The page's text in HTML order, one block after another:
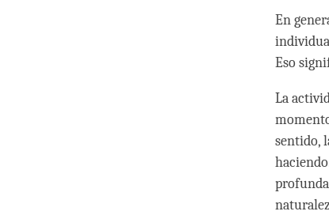
En
Eso
La
sentido,